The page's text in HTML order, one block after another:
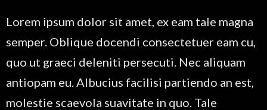
Lorem ipsum dolor sit amet, ex eam tale magna
semper. Oblique docendi consectetuer eam cu,
quo ut graeci deleniti persecuti. Nec aliquam
antiopam eu. Albucius facilisi partiendo an est,
molestie scaevola suavitate in quo. Tale